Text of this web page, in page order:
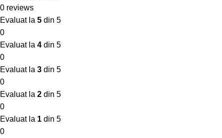
0 reviews
Evaluat la 5 din 5
0
Evaluat la 4 din 5
0
Evaluat la 3 din 5
0
Evaluat la 2 din 5
0
Evaluat la 1 din 5
0